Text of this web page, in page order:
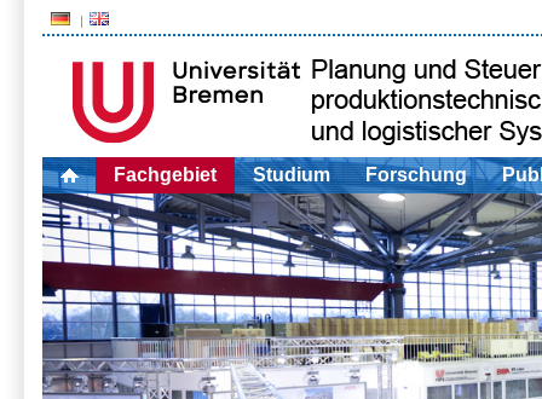
Fachgebiet Studium Forschung